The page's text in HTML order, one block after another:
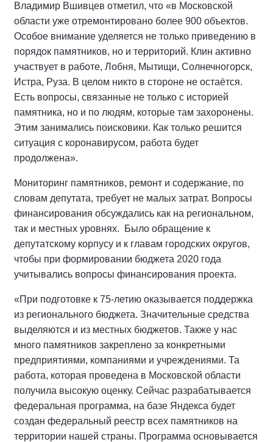
Владимир Вшивцев отметил, что «в Московской
области уже отремонтировано более 900 объектов.
Особое внимание уделяется не только приведению в
порядок памятников, но и территорий. Клин активно
участвует в работе, Лобня, Мытищи, Солнечногорск,
Истра, Руза. В целом никто в стороне не остаётся.
Есть вопросы, связанные не только с историей
памятника, но и по людям, которые там захоронены.
Этим занимались поисковики. Как только решится
ситуация с коронавирусом, работа будет
продолжена».
Мониторинг памятников, ремонт и содержание, по
словам депутата, требует не малых затрат. Вопросы
финансирования обсуждались как на региональном,
так и местных уровнях. Было обращение к
депутатскому корпусу и к главам городских округов,
чтобы при формировании бюджета 2020 года
учитывались вопросы финансирования проекта.
«При подготовке к 75-летию оказывается поддержка
из регионального бюджета. Значительные средства
выделяются и из местных бюджетов. Также у нас
много памятников закреплено за конкретными
предприятиями, компаниями и учреждениями. Та
работа, которая проведена в Московской области
получила высокую оценку. Сейчас разрабатывается
федеральная программа, на базе Яндекса будет
создан федеральный реестр всех памятников на
территории нашей страны. Программа основывается